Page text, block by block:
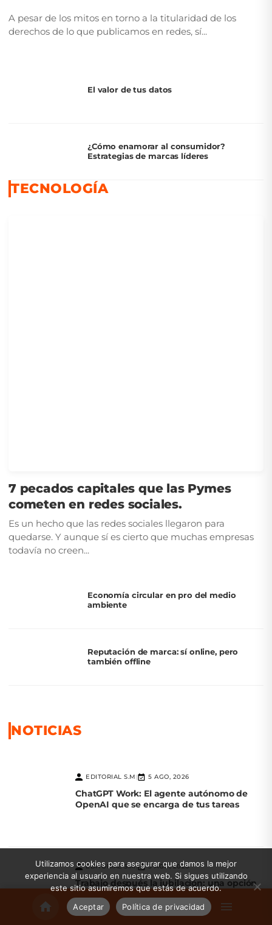
A pesar de los mitos en torno a la titularidad de los
derechos de lo que publicamos en redes, sí...
El valor de tus datos
¿Cómo enamorar al consumidor?
Estrategias de marcas líderes
TECNOLOGÍA
7 pecados capitales que las Pymes
cometen en redes sociales.
Es un hecho que las redes sociales llegaron para
quedarse. Y aunque sí es cierto que muchas empresas
todavía no creen...
Economía circular en pro del medio
ambiente
Reputación de marca: sí online, pero
también offline
NOTICIAS
EDITORIAL S.M | 5 AGO, 2026
ChatGPT Work: El agente autónomo de
OpenAI que se encarga de tus tareas
EDITORIAL S.M| 5 AGO, 2026
Trabajo después la jubilación: una opción
práctica y positiva en México
Utilizamos cookies para asegurar que damos la mejor
experiencia al usuario en nuestra web. Si sigues utilizando
este sitio asumiremos que estás de acuerdo.
Aceptar
Política de privacidad